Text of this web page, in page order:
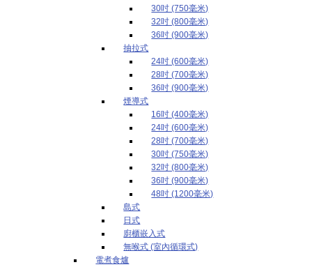
30吋 (750毫米)
32吋 (800毫米)
36吋 (900毫米)
抽拉式
24吋 (600毫米)
28吋 (700毫米)
36吋 (900毫米)
煙導式
16吋 (400毫米)
24吋 (600毫米)
28吋 (700毫米)
30吋 (750毫米)
32吋 (800毫米)
36吋 (900毫米)
48吋 (1200毫米)
島式
日式
廚櫃嵌入式
無喉式 (室內循環式)
電煮食爐